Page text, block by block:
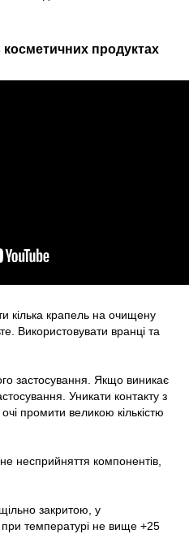
продуктах
кілька крапель на очищену
Використовувати вранці та
застосування. Якщо виникає
Уникати контакту з
промити великою кількістю
несприйняття компонентів,
закритою, у
при температурі не вище +25